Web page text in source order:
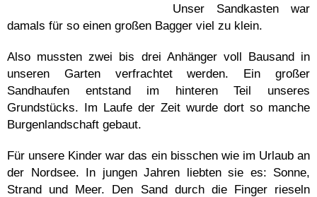
Unser Sandkasten war
damals für so einen großen Bagger viel zu klein.
Also mussten zwei bis drei Anhänger voll Bausand in
unseren Garten verfrachtet werden. Ein großer
Sandhaufen entstand im hinteren Teil unseres
Grundstücks. Im Laufe der Zeit wurde dort so manche
Burgenlandschaft gebaut.
Für unsere Kinder war das ein bisschen wie im Urlaub an
der Nordsee. In jungen Jahren liebten sie es: Sonne,
Strand und Meer. Den Sand durch die Finger rieseln